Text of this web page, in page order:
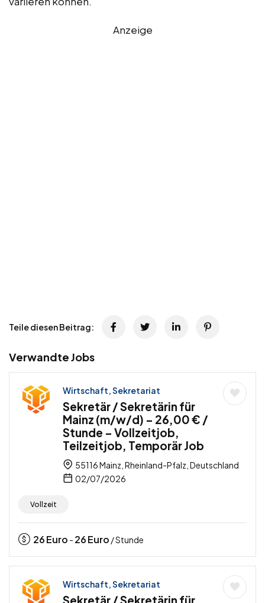
Anzeige
Teile diesen Beitrag:
Verwandte Jobs
Wirtschaft, Sekretariat
Sekretär / Sekretärin für
Mainz (m/w/d) – 26,00 € /
Stunde – Vollzeitjob,
Teilzeitjob, Temporär Job
55116 Mainz, Rheinland-Pfalz, Deutschland
02/07/2026
Vollzeit
26Euro - 26Euro / Stunde
Wirtschaft, Sekretariat
Sekretär / Sekretärin für